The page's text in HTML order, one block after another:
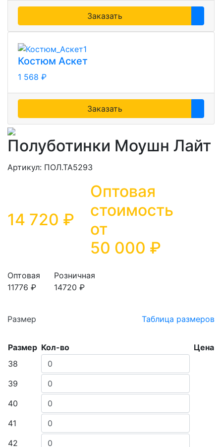
Заказать
Костюм Аскет
1 568 ₽
Заказать
Полуботинки Моушн Лайт
Артикул: ПОЛ.ТА5293
14 720 ₽
Оптовая
стоимость
от
50 000 ₽
Оптовая
11776 ₽
Розничная
14720 ₽
Размер Таблица размеров
Размер Кол-во
Цена
38
39
40
41
42